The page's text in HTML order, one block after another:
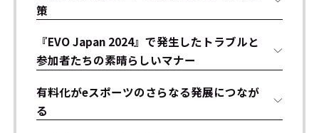
策
『EVO Japan 2024』で発生したトラブルと
参加者たちの素晴らしいマナー
有料化がeスポーツのさらなる発展につなが
る